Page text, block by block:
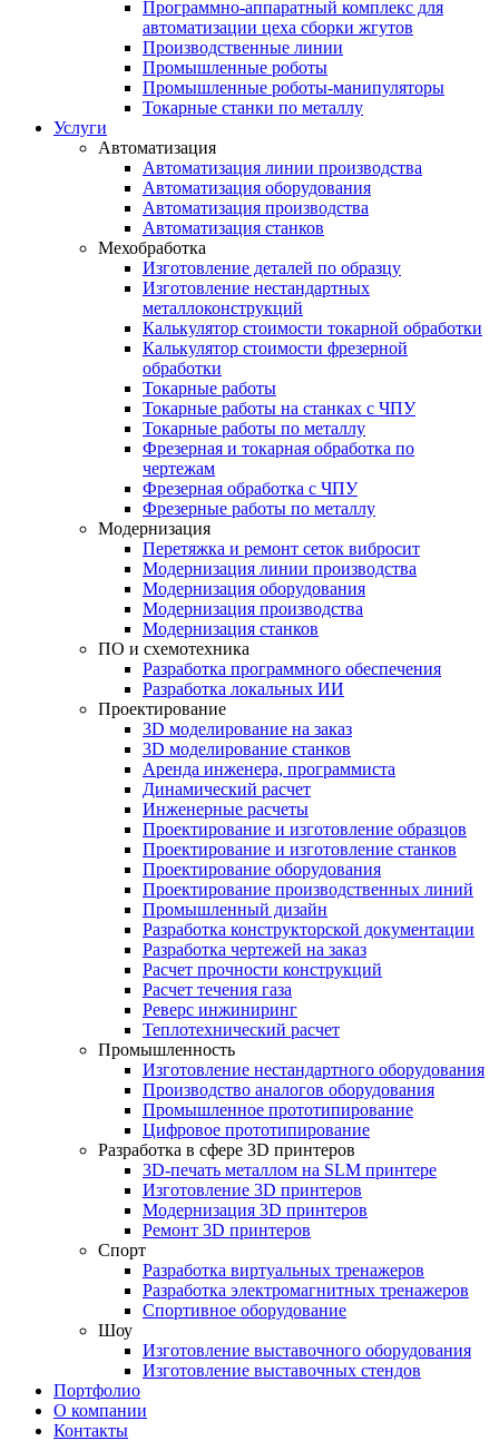
Программно-аппаратный комплекс для
автоматизации цеха сборки жгутов
Производственные линии
Промышленные роботы
Промышленные роботы-манипуляторы
Токарные станки по металлу
Услуги
Автоматизация
Автоматизация линии производства
Автоматизация оборудования
Автоматизация производства
Автоматизация станков
Мехобработка
Изготовление деталей по образцу
Изготовление нестандартных
металлоконструкций
Калькулятор стоимости токарной обработки
Калькулятор стоимости фрезерной
обработки
Токарные работы
Токарные работы на станках с ЧПУ
Токарные работы по металлу
Фрезерная и токарная обработка по
чертежам
Фрезерная обработка с ЧПУ
Фрезерные работы по металлу
Модернизация
Перетяжка и ремонт сеток вибросит
Модернизация линии производства
Модернизация оборудования
Модернизация производства
Модернизация станков
ПО и схемотехника
Разработка программного обеспечения
Разработка локальных ИИ
Проектирование
3D моделирование на заказ
3D моделирование станков
Аренда инженера, программиста
Динамический расчет
Инженерные расчеты
Проектирование и изготовление образцов
Проектирование и изготовление станков
Проектирование оборудования
Проектирование производственных линий
Промышленный дизайн
Разработка конструкторской документации
Разработка чертежей на заказ
Расчет прочности конструкций
Расчет течения газа
Реверс инжиниринг
Теплотехнический расчет
Промышленность
Изготовление нестандартного оборудования
Производство аналогов оборудования
Промышленное прототипирование
Цифровое прототипирование
Разработка в сфере 3D принтеров
3D-печать металлом на SLM принтере
Изготовление 3D принтеров
Модернизация 3D принтеров
Ремонт 3D принтеров
Спорт
Разработка виртуальных тренажеров
Разработка электромагнитных тренажеров
Спортивное оборудование
Шоу
Изготовление выставочного оборудования
Изготовление выставочных стендов
Портфолио
О компании
Контакты